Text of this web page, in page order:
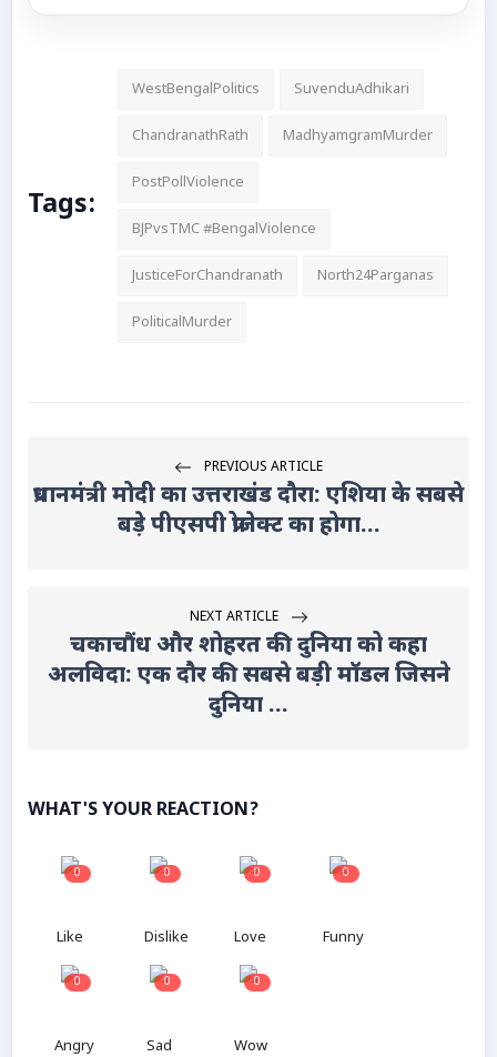
Tags:
WestBengalPolitics SuvenduAdhikari
ChandranathRath MadhyamgramMurder
PostPollViolence
BJPvsTMC #BengalViolence
JusticeForChandranath North24Parganas
PoliticalMurder
PREVIOUS ARTICLE
प्रधानमंत्री मोदी का उत्तराखंड दौरा: एशिया के सबसे
बड़े पीएसपी प्रोजेक्ट का होगा...
NEXT ARTICLE
चकाचौंध और शोहरत की दुनिया को कहा
अलविदा: एक दौर की सबसे बड़ी मॉडल जिसने
दुनिया ...
WHAT'S YOUR REACTION?
0
Like
0
Dislike
0
Love
0
Funny
0
Angry
0
Sad
0
Wow